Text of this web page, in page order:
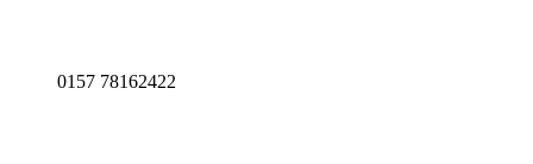
0157 78162422